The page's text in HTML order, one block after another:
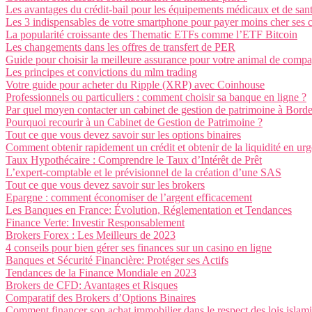
Les avantages du crédit-bail pour les équipements médicaux et de
Les 3 indispensables de votre smartphone pour payer moins cher ses
La popularité croissante des Thematic ETFs comme l’ETF Bitcoin
Les changements dans les offres de transfert de PER
Guide pour choisir la meilleure assurance pour votre animal de
Les principes et convictions du mlm trading
Votre guide pour acheter du Ripple (XRP) avec Coinhouse
Professionnels ou particuliers : comment choisir sa banque en ligne ?
Par quel moyen contacter un cabinet de gestion de patrimoine à
Pourquoi recourir à un Cabinet de Gestion de Patrimoine ?
Tout ce que vous devez savoir sur les options binaires
Comment obtenir rapidement un crédit et obtenir de la liquidité en
Taux Hypothécaire : Comprendre le Taux d’Intérêt de Prêt
L’expert-comptable et le prévisionnel de la création d’une SAS
Tout ce que vous devez savoir sur les brokers
Epargne : comment économiser de l’argent efficacement
Les Banques en France: Évolution, Réglementation et Tendances
Finance Verte: Investir Responsablement
Brokers Forex : Les Meilleurs de 2023
4 conseils pour bien gérer ses finances sur un casino en ligne
Banques et Sécurité Financière: Protéger ses Actifs
Tendances de la Finance Mondiale en 2023
Brokers de CFD: Avantages et Risques
Comparatif des Brokers d’Options Binaires